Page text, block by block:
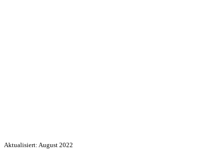
Aktualisiert: August 2022